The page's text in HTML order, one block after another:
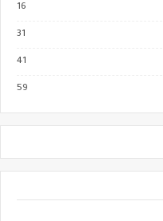
16
31
41
59